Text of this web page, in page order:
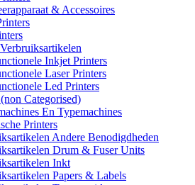
& Accessoires
Inkjet Printers
Laser Printers
Led Printers
Categorised)
En Typemachines
Printers
Andere Benodigdheden
Drum & Fuser Units
Inkt
Papers & Labels